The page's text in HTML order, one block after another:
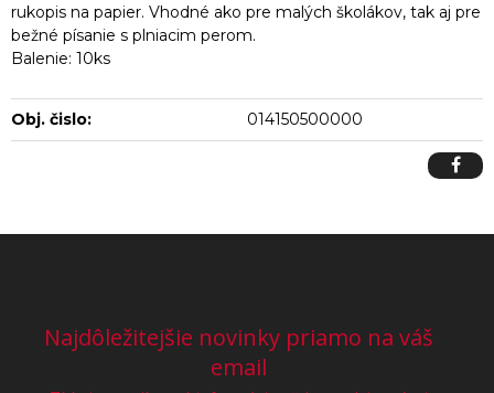
rukopis na papier. Vhodné ako pre malých školákov, tak aj pre
bežné písanie s plniacim perom.
Balenie: 10ks
Obj. čislo: 014150500000
Najdôležitejšie novinky priamo na váš
email